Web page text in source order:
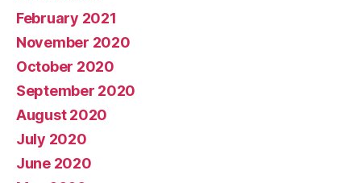
February 2021
November 2020
October 2020
September 2020
August 2020
July 2020
June 2020